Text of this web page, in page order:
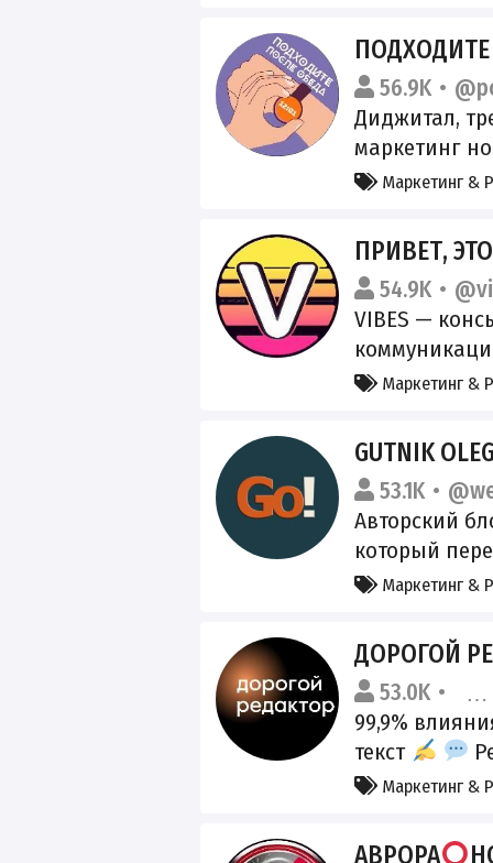
https://
https://clck.ru/
РКН: https://
56.9K
Диджитал,
маркетинг
рекламе -
Маркетинг &
ПРИВЕТ,
54.9K
VIBES —
среду, где
https://
презентацию
вопросы:
6977869755
Маркетинг &
GUTNIK OLEG
53.1K
Авторский
который
санкции,
рублей. РКН:
https://
@OLEGGUT
Маркетинг &
ДОРОГОЙ
53.0K
99,9%
текст
интеграции
сильного
Маркетинг &
АВРОРА